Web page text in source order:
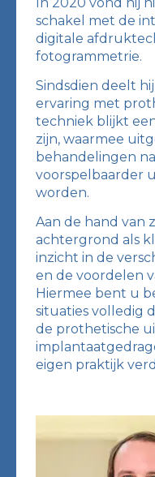
schakel met de
digitale
fotogrammetrie.
Sindsdien deelt
ervaring met
techniek blijkt
zijn, waarmee
behandelingen
voorspelbaarder
worden.
Aan de hand van
achtergrond als
inzicht in de
en de voordelen
Hiermee bent u
situaties volledig
de prothetische
eigen praktijk